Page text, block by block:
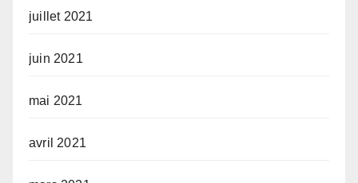
juillet 2021
juin 2021
mai 2021
avril 2021